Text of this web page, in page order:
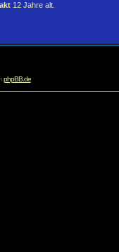
12 Jahre alt.
phpBB.de